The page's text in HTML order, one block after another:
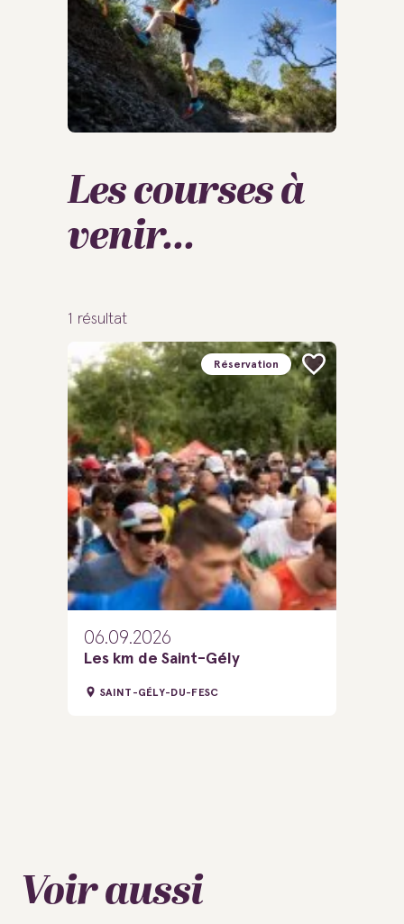
Les courses à
venir...
1 résultat
06.09.2026
Les km de Saint-Gély
SAINT-GÉLY-DU-FESC
Réservation
Voir aussi